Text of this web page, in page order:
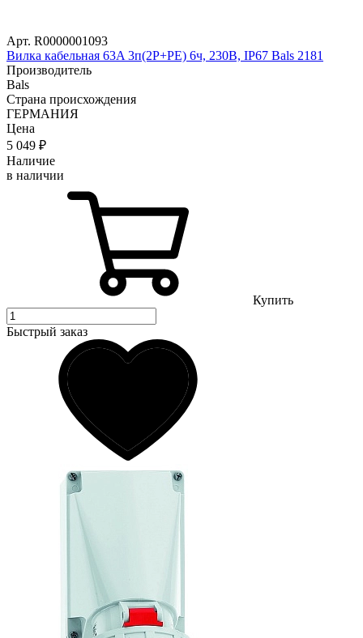
Арт. R0000001093
Вилка кабельная 63A 3п(2P+PE) 6ч, 230В, IP67 Bals 2181
Производитель
Bals
Страна происхождения
ГЕРМАНИЯ
Цена
5 049 ₽
Наличие
в наличии
Купить
Быстрый заказ